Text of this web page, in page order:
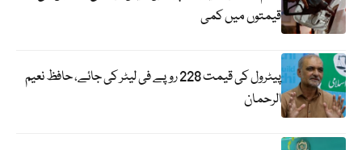
قیمتوں میں کمی
پیٹرول کی قیمت 228 روپے فی لیٹر کی جائے، حافظ نعیم
الرحمان